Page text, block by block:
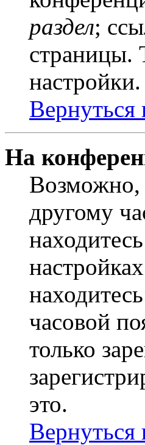
раздел;
страницы.
настройки.
Вернуться
На
Возможно,
другому
часовой
только
это.
Вернуться